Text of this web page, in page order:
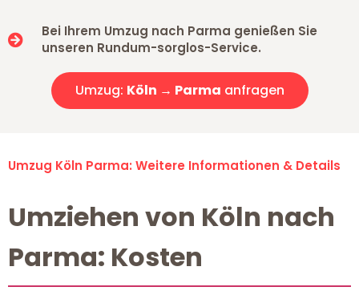
Bei Ihrem Umzug nach Parma genießen Sie
unseren Rundum-sorglos-Service.
Umzug: Köln → Parma anfragen
Umzug Köln Parma: Weitere Informationen & Details
Umziehen von Köln nach
Parma: Kosten